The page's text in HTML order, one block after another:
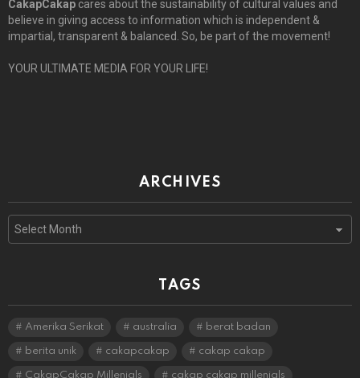
CakapCakap cares about the sustainability of cultural values and
believe in giving access to information which is independent &
impartial, transparent & balanced. So, be part of the movement!
YOUR ULTIMATE MEDIA FOR YOUR LIFE!
ARCHIVES
TAGS
Amerika Serikat australia berat badan
berita unik cakapcakap cakap cakap
CakapCakap Millenials cakap cakap millenials